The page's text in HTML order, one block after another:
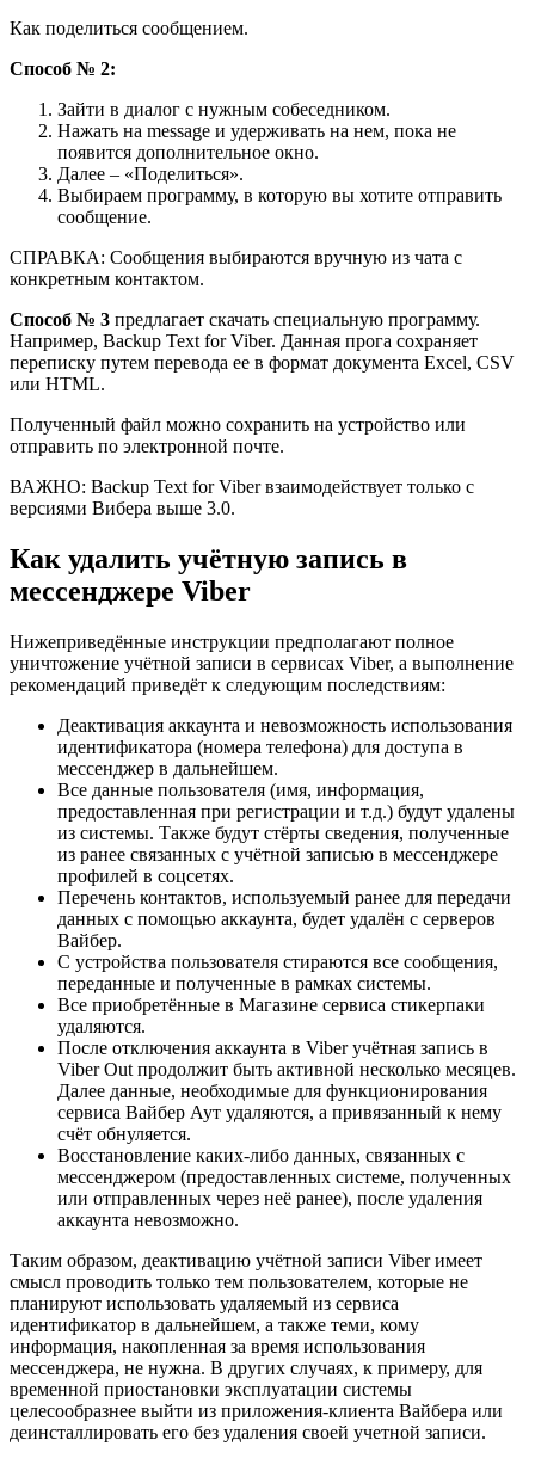
Как поделиться сообщением.
Способ № 2:
Зайти в диалог с нужным собеседником.
Нажать на message и удерживать на нем, пока не
появится дополнительное окно.
Далее – «Поделиться».
Выбираем программу, в которую вы хотите отправить
сообщение.
СПРАВКА: Сообщения выбираются вручную из чата с
конкретным контактом.
Способ № 3 предлагает скачать специальную программу.
Например, Backup Text for Viber. Данная прога сохраняет
переписку путем перевода ее в формат документа Excel, CSV
или HTML.
Полученный файл можно сохранить на устройство или
отправить по электронной почте.
ВАЖНО: Backup Text for Viber взаимодействует только с
версиями Вибера выше 3.0.
Как удалить учётную запись в
мессенджере Viber
Нижеприведённые инструкции предполагают полное
уничтожение учётной записи в сервисах Viber, а выполнение
рекомендаций приведёт к следующим последствиям:
Деактивация аккаунта и невозможность использования
идентификатора (номера телефона) для доступа в
мессенджер в дальнейшем.
Все данные пользователя (имя, информация,
предоставленная при регистрации и т.д.) будут удалены
из системы. Также будут стёрты сведения, полученные
из ранее связанных с учётной записью в мессенджере
профилей в соцсетях.
Перечень контактов, используемый ранее для передачи
данных с помощью аккаунта, будет удалён с серверов
Вайбер.
С устройства пользователя стираются все сообщения,
переданные и полученные в рамках системы.
Все приобретённые в Магазине сервиса стикерпаки
удаляются.
После отключения аккаунта в Viber учётная запись в
Viber Out продолжит быть активной несколько месяцев.
Далее данные, необходимые для функционирования
сервиса Вайбер Аут удаляются, а привязанный к нему
счёт обнуляется.
Восстановление каких-либо данных, связанных с
мессенджером (предоставленных системе, полученных
или отправленных через неё ранее), после удаления
аккаунта невозможно.
Таким образом, деактивацию учётной записи Viber имеет
смысл проводить только тем пользователем, которые не
планируют использовать удаляемый из сервиса
идентификатор в дальнейшем, а также теми, кому
информация, накопленная за время использования
мессенджера, не нужна. В других случаях, к примеру, для
временной приостановки эксплуатации системы
целесообразнее выйти из приложения-клиента Вайбера или
деинсталлировать его без удаления своей учетной записи.